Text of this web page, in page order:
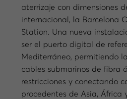
aterrizaje con dimensiones
internacional, la Barcelona
Station. Una nueva
ser el puerto digital de
Mediterráneo, permitiendo
cables submarinos de fibra
restricciones y conectando
procedentes de Asia, África